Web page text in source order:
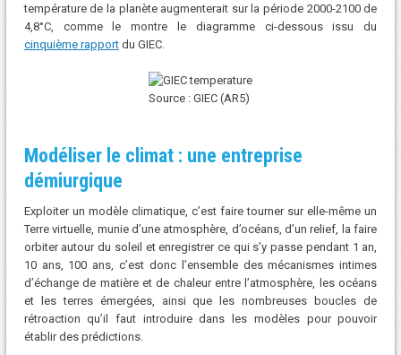
température de la planète augmenterait sur la période 2000-2100 de
4,8°C, comme le montre le diagramme ci-dessous issu du
cinquième rapportdu GIEC.
Source : GIEC (AR5)
Modéliser le climat : une entreprise
démiurgique
Exploiter un modèle climatique, c’est faire tourner sur elle-même un
Terre virtuelle, munie d’une atmosphère, d’océans, d’un relief, la faire
orbiter autour du soleil et enregistrer ce qui s’y passe pendant 1 an,
10 ans, 100 ans, c’est donc l’ensemble des mécanismes intimes
d’échange de matière et de chaleur entre l’atmosphère, les océans
et les terres émergées, ainsi que les nombreuses boucles de
rétroaction qu’il faut introduire dans les modèles pour pouvoir
établir des prédictions.